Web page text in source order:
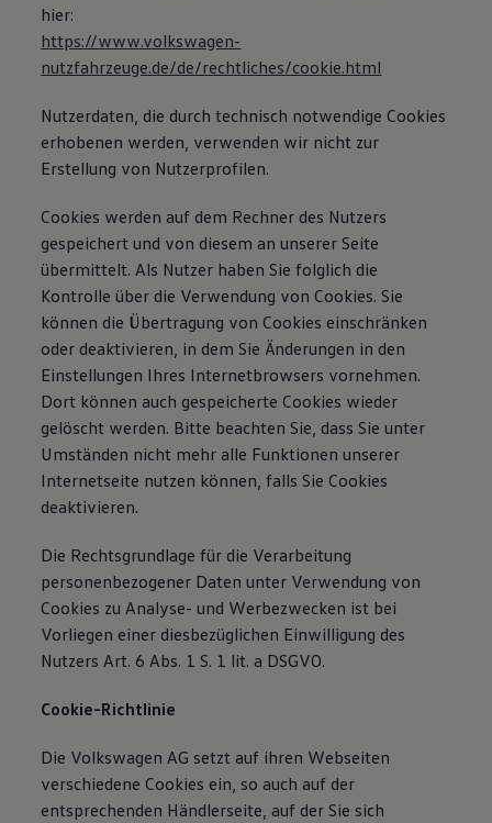
hier:
https://www.volkswagen-
nutzfahrzeuge.de/de/rechtliches/cookie.html
Nutzerdaten, die durch technisch notwendige Cookies
erhobenen werden, verwenden wir nicht zur
Erstellung von Nutzerprofilen.
Cookies werden auf dem Rechner des Nutzers
gespeichert und von diesem an unserer Seite
übermittelt. Als Nutzer haben Sie folglich die
Kontrolle über die Verwendung von Cookies. Sie
können die Übertragung von Cookies einschränken
oder deaktivieren, in dem Sie Änderungen in den
Einstellungen Ihres Internetbrowsers vornehmen.
Dort können auch gespeicherte Cookies wieder
gelöscht werden. Bitte beachten Sie, dass Sie unter
Umständen nicht mehr alle Funktionen unserer
Internetseite nutzen können, falls Sie Cookies
deaktivieren.
Die Rechtsgrundlage für die Verarbeitung
personenbezogener Daten unter Verwendung von
Cookies zu Analyse- und Werbezwecken ist bei
Vorliegen einer diesbezüglichen Einwilligung des
Nutzers Art. 6 Abs. 1 S. 1 lit. a DSGVO.
Cookie-Richtlinie
Die Volkswagen AG setzt auf ihren Webseiten
verschiedene Cookies ein, so auch auf der
entsprechenden Händlerseite, auf der Sie sich